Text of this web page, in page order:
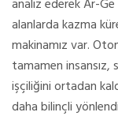
analiz ederek Ar-
alanlarda kazma
makinamız var.
tamamen insansız,
işçiliğini ortadan
daha bilinçli